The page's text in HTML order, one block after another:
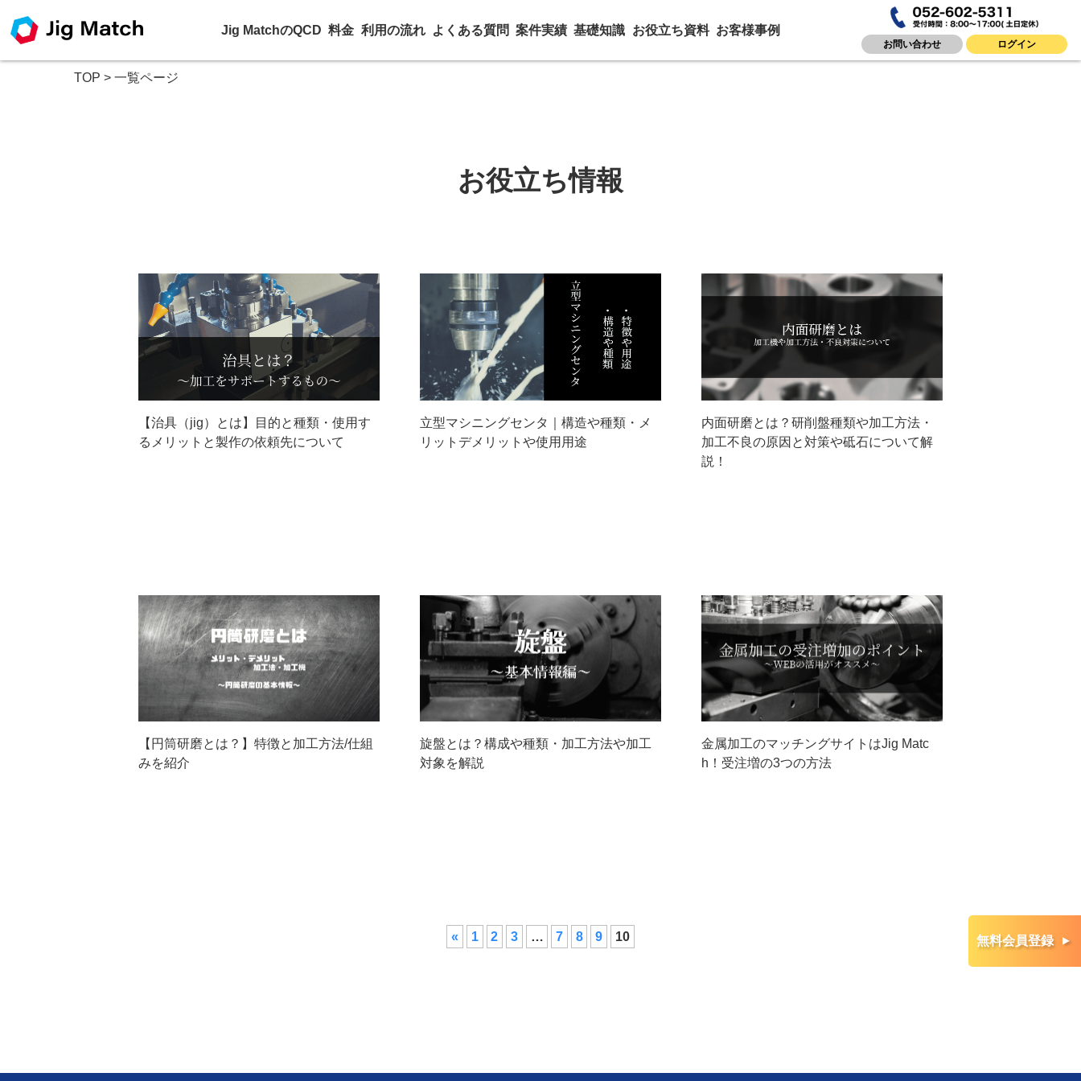
Jig MatchのQCD 料金 利用の流れ よくある質問 案件実績 基礎知識 お役立ち資料 お客様事例
お問い合わせ ログイン
TOP > 一覧ページ
お役立ち情報
【治具（jig）とは】目的と種類・使用す
るメリットと製作の依頼先について
立型マシニングセンタ｜構造や種類・メ
リットデメリットや使用用途
内面研磨とは？研削盤種類や加工方法・
加工不良の原因と対策や砥石について解
説！
【円筒研磨とは？】特徴と加工方法/仕組
みを紹介
旋盤とは？構成や種類・加工方法や加工
対象を解説
金属加工のマッチングサイトはJig Matc
h！受注増の3つの方法
« 1 2 3 … 7 8 9 10 無料会員登録 ▲